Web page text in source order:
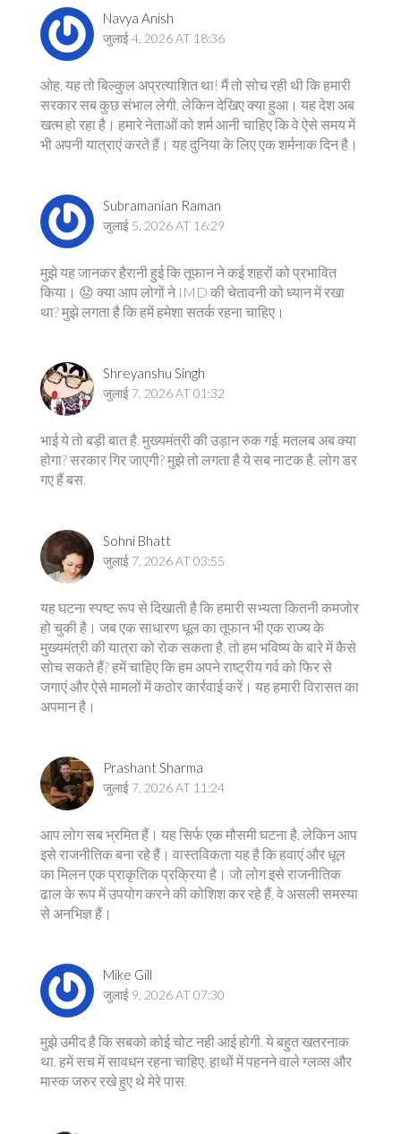
Navya Anish
जुलाई 4, 2026 AT 18:36
ओह, यह तो बिल्कुल अप्रत्याशित था! मैं तो सोच रही थी कि हमारी
सरकार सब कुछ संभाल लेगी, लेकिन देखिए क्या हुआ। यह देश अब
खत्म हो रहा है। हमारे नेताओं को शर्म आनी चाहिए कि वे ऐसे समय में
भी अपनी यात्राएं करते हैं। यह दुनिया के लिए एक शर्मनाक दिन है।
Subramanian Raman
जुलाई 5, 2026 AT 16:29
मुझे यह जानकर हैरानी हुई कि तूफान ने कई शहरों को प्रभावित
किया। 😟 क्या आप लोगों ने IMD की चेतावनी को ध्यान में रखा
था? मुझे लगता है कि हमें हमेशा सतर्क रहना चाहिए।
Shreyanshu Singh
जुलाई 7, 2026 AT 01:32
भाई ये तो बड़ी बात है. मुख्यमंत्री की उड़ान रुक गई. मतलब अब क्या
होगा? सरकार गिर जाएगी? मुझे तो लगता है ये सब नाटक है. लोग डर
गए हैं बस.
Sohni Bhatt
जुलाई 7, 2026 AT 03:55
यह घटना स्पष्ट रूप से दिखाती है कि हमारी सभ्यता कितनी कमजोर
हो चुकी है। जब एक साधारण धूल का तूफान भी एक राज्य के
मुख्यमंत्री की यात्रा को रोक सकता है, तो हम भविष्य के बारे में कैसे
सोच सकते हैं? हमें चाहिए कि हम अपने राष्ट्रीय गर्व को फिर से
जगाएं और ऐसे मामलों में कठोर कार्रवाई करें। यह हमारी विरासत का
अपमान है।
Prashant Sharma
जुलाई 7, 2026 AT 11:24
आप लोग सब भ्रमित हैं। यह सिर्फ एक मौसमी घटना है, लेकिन आप
इसे राजनीतिक बना रहे हैं। वास्तविकता यह है कि हवाएं और धूल
का मिलन एक प्राकृतिक प्रक्रिया है। जो लोग इसे राजनीतिक
ढाल के रूप में उपयोग करने की कोशिश कर रहे हैं, वे असली समस्या
से अनभिज्ञ हैं।
Mike Gill
जुलाई 9, 2026 AT 07:30
मुझे उमीद है कि सबको कोई चोट नही आई होगी. ये बहुत खतरनाक
था. हमें सच में सावधन रहना चाहिए. हाथों में पहनने वाले ग्लव्स और
मास्क जरुर रखे हुए थे मेरे पास.